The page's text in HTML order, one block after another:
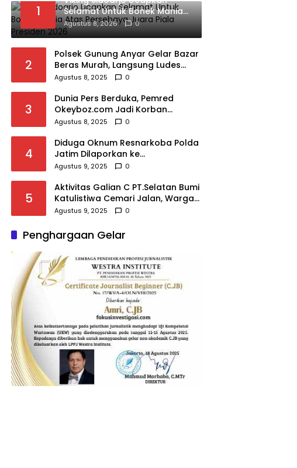
1
Selamat Untuk Bonek Mania
Atas Persebaya Juara Piala
Presiden 2026
Agustus 8, 2026 0
2
Polsek Gunung Anyar Gelar Bazar
Beras Murah, Langsung Ludes
Diserbu Warga
Agustus 8, 2025 0
3
Dunia Pers Berduka, Pemred
Okeyboz.com Jadi Korban
Pembunuhan Brutal
Agustus 8, 2025 0
4
Diduga Oknum Resnarkoba Polda
Jatim Dilaporkan ke
Propam,Terkait Modus
Agustus 9, 2025 0
5
Aktivitas Galian C PT.Selatan Bumi
Katulistiwa Cemari Jalan, Warga
Resah
Agustus 9, 2025 0
Penghargaan Gelar